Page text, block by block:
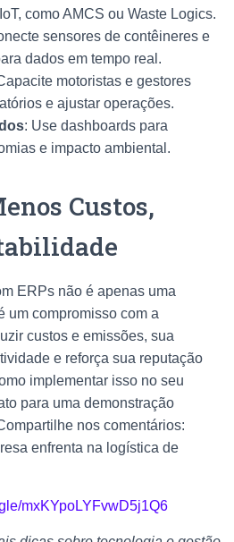
como AMCS ou Waste Logics.
sensores de contêineres e
dados em tempo real.
motoristas e gestores
e ajustar operações.
: Use dashboards para
e impacto ambiental.
Custos,
ERPs não é apenas uma
um compromisso com a
custos e emissões, sua
e reforça sua reputação
implementar isso no seu
para uma demonstração
nos comentários:
enfrenta na logística de
mxKYpoLYFvwD5j1Q6